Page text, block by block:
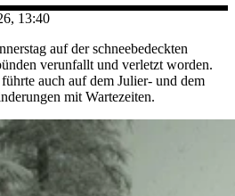
13:40
auf der schneebedeckten
verunfallt und verletzt worden.
auch auf dem Julier- und dem
mit Wartezeiten.